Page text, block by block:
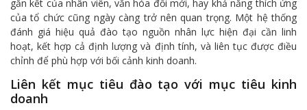
gắn kết của nhân viên, văn hóa đổi mới, hay khả năng thích ứng
của tổ chức cũng ngày càng trở nên quan trọng. Một hệ thống
đánh giá hiệu quả đào tạo nguồn nhân lực hiện đại cần linh
hoạt, kết hợp cả định lượng và định tính, và liên tục được điều
chỉnh để phù hợp với bối cảnh kinh doanh.
Liên kết mục tiêu đào tạo với mục tiêu kinh
doanh